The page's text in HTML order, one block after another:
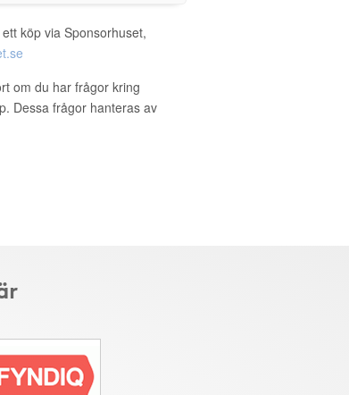
köp via Sponsorhuset,
om du har frågor kring
Dessa frågor hanteras av